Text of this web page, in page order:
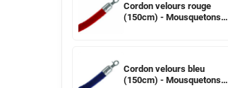
Cordon velours rouge
(150cm) - Mousquetons
Cordon velours bleu
(150cm) - Mousquetons